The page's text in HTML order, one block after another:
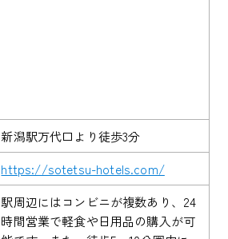
新潟駅万代口より徒歩3分
https://sotetsu-hotels.com/
駅周辺にはコンビニが複数あり、24
時間営業で軽食や日用品の購入が可